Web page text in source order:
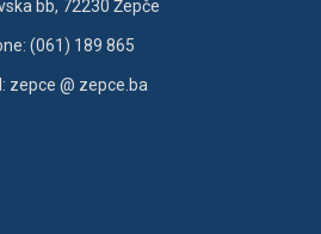
bb, 72230 Žepče
(061) 189 865
zepce @ zepce.ba